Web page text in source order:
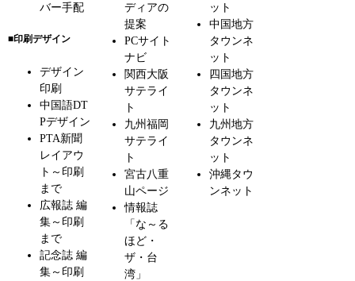
バー手配
■印刷デザイン
デザイン
印刷
中国語DT
Pデザイン
PTA新聞
レイアウ
ト～印刷
まで
広報誌 編
集～印刷
まで
記念誌 編
集～印刷
ディアの
提案
PCサイト
ナビ
関西大阪
サテライ
ト
九州福岡
サテライ
ト
宮古八重
山ページ
情報誌
「な～る
ほど・
ザ・台
湾」
ット
中国地方
タウンネ
ット
四国地方
タウンネ
ット
九州地方
タウンネ
ット
沖縄タウ
ンネット